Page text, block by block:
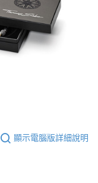
顯示電腦版詳細說明